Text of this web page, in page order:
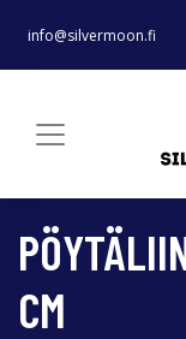
info@silvermoon.fi
CM